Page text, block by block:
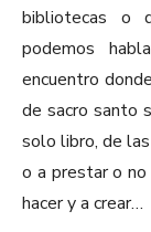
bibliotecas o
podemos
encuentro
de sacro santo
solo libro, de
o a prestar o
hacer y a crear…